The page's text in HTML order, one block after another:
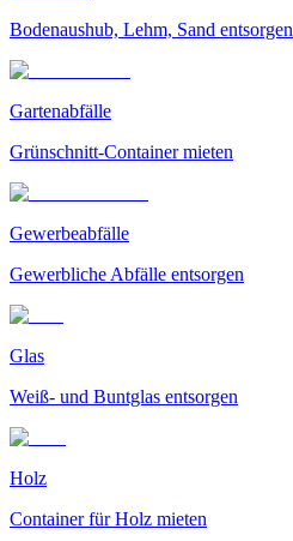
Bodenaushub, Lehm, Sand entsorgen
Gartenabfälle
Grünschnitt-Container mieten
Gewerbeabfälle
Gewerbliche Abfälle entsorgen
Glas
Weiß- und Buntglas entsorgen
Holz
Container für Holz mieten